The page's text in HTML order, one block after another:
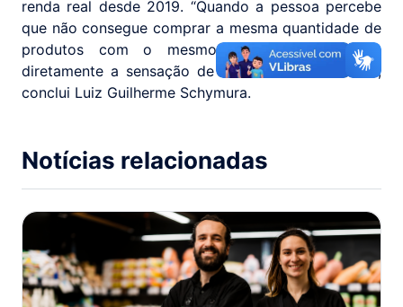
renda real desde 2019. “Quando a pessoa percebe
que não consegue comprar a mesma quantidade de
produtos com o mesmo dinheiro, isso afeta
diretamente a sensação de bem-estar econômico”,
conclui Luiz Guilherme Schymura.
Notícias relacionadas